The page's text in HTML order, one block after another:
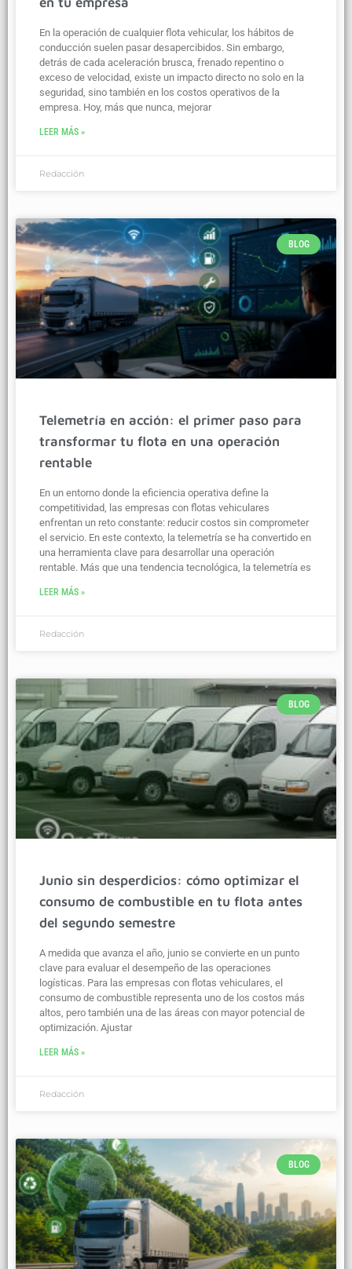
En la operación de cualquier flota vehicular, los hábitos de
conducción suelen pasar desapercibidos. Sin embargo,
detrás de cada aceleración brusca, frenado repentino o
exceso de velocidad, existe un impacto directo no solo en la
seguridad, sino también en los costos operativos de la
empresa. Hoy, más que nunca, mejorar
LEER MÁS »
Redacción
BLOG
Telemetría en acción: el primer paso para
transformar tu flota en una operación
rentable
En un entorno donde la eficiencia operativa define la
competitividad, las empresas con flotas vehiculares
enfrentan un reto constante: reducir costos sin comprometer
el servicio. En este contexto, la telemetría se ha convertido en
una herramienta clave para desarrollar una operación
rentable. Más que una tendencia tecnológica, la telemetría es
LEER MÁS »
Redacción
BLOG
Junio sin desperdicios: cómo optimizar el
consumo de combustible en tu flota antes
del segundo semestre
A medida que avanza el año, junio se convierte en un punto
clave para evaluar el desempeño de las operaciones
logísticas. Para las empresas con flotas vehiculares, el
consumo de combustible representa uno de los costos más
altos, pero también una de las áreas con mayor potencial de
optimización. Ajustar
LEER MÁS »
Redacción
BLOG